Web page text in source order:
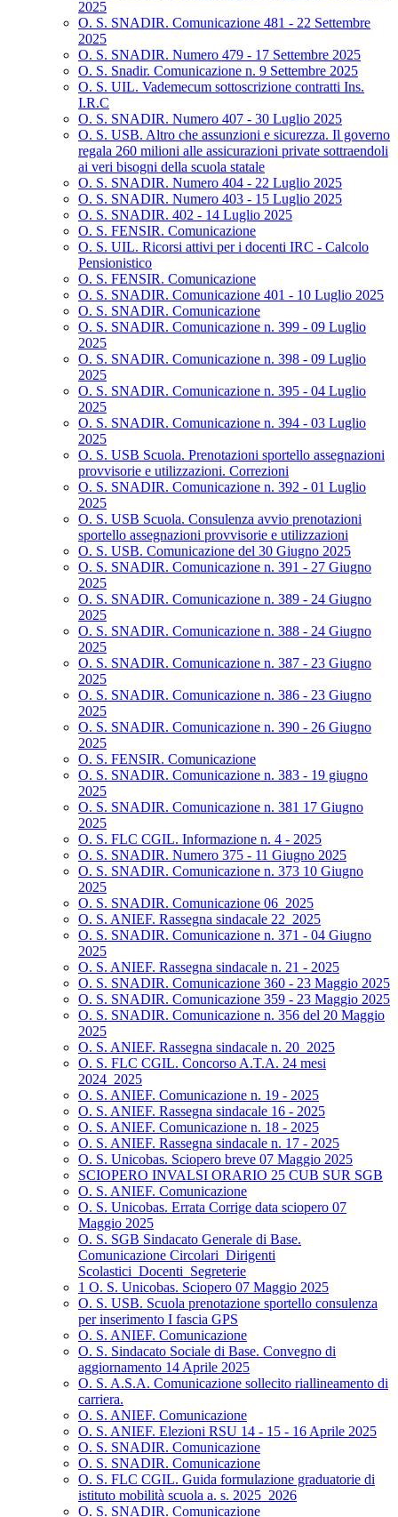
2025
O. S. SNADIR. Comunicazione 481 - 22 Settembre
2025
O. S. SNADIR. Numero 479 - 17 Settembre 2025
O. S. Snadir. Comunicazione n. 9 Settembre 2025
O. S. UIL. Vademecum sottoscrizione contratti Ins.
I.R.C
O. S. SNADIR. Numero 407 - 30 Luglio 2025
O. S. USB. Altro che assunzioni e sicurezza. Il governo
regala 260 milioni alle assicurazioni private sottraendoli
ai veri bisogni della scuola statale
O. S. SNADIR. Numero 404 - 22 Luglio 2025
O. S. SNADIR. Numero 403 - 15 Luglio 2025
O. S. SNADIR. 402 - 14 Luglio 2025
O. S. FENSIR. Comunicazione
O. S. UIL. Ricorsi attivi per i docenti IRC - Calcolo
Pensionistico
O. S. FENSIR. Comunicazione
O. S. SNADIR. Comunicazione 401 - 10 Luglio 2025
O. S. SNADIR. Comunicazione
O. S. SNADIR. Comunicazione n. 399 - 09 Luglio
2025
O. S. SNADIR. Comunicazione n. 398 - 09 Luglio
2025
O. S. SNADIR. Comunicazione n. 395 - 04 Luglio
2025
O. S. SNADIR. Comunicazione n. 394 - 03 Luglio
2025
O. S. USB Scuola. Prenotazioni sportello assegnazioni
provvisorie e utilizzazioni. Correzioni
O. S. SNADIR. Comunicazione n. 392 - 01 Luglio
2025
O. S. USB Scuola. Consulenza avvio prenotazioni
sportello assegnazioni provvisorie e utilizzazioni
O. S. USB. Comunicazione del 30 Giugno 2025
O. S. SNADIR. Comunicazione n. 391 - 27 Giugno
2025
O. S. SNADIR. Comunicazione n. 389 - 24 Giugno
2025
O. S. SNADIR. Comunicazione n. 388 - 24 Giugno
2025
O. S. SNADIR. Comunicazione n. 387 - 23 Giugno
2025
O. S. SNADIR. Comunicazione n. 386 - 23 Giugno
2025
O. S. SNADIR. Comunicazione n. 390 - 26 Giugno
2025
O. S. FENSIR. Comunicazione
O. S. SNADIR. Comunicazione n. 383 - 19 giugno
2025
O. S. SNADIR. Comunicazione n. 381 17 Giugno
2025
O. S. FLC CGIL. Informazione n. 4 - 2025
O. S. SNADIR. Numero 375 - 11 Giugno 2025
O. S. SNADIR. Comunicazione n. 373 10 Giugno
2025
O. S. SNADIR. Comunicazione 06_2025
O. S. ANIEF. Rassegna sindacale 22_2025
O. S. SNADIR. Comunicazione n. 371 - 04 Giugno
2025
O. S. ANIEF. Rassegna sindacale n. 21 - 2025
O. S. SNADIR. Comunicazione 360 - 23 Maggio 2025
O. S. SNADIR. Comunicazione 359 - 23 Maggio 2025
O. S. SNADIR. Comunicazione n. 356 del 20 Maggio
2025
O. S. ANIEF. Rassegna sindacale n. 20_2025
O. S. FLC CGIL. Concorso A.T.A. 24 mesi
2024_2025
O. S. ANIEF. Comunicazione n. 19 - 2025
O. S. ANIEF. Rassegna sindacale 16 - 2025
O. S. ANIEF. Comunicazione n. 18 - 2025
O. S. ANIEF. Rassegna sindacale n. 17 - 2025
O. S. Unicobas. Sciopero breve 07 Maggio 2025
SCIOPERO INVALSI ORARIO 25 CUB SUR SGB
O. S. ANIEF. Comunicazione
O. S. Unicobas. Errata Corrige data sciopero 07
Maggio 2025
O. S. SGB Sindacato Generale di Base.
Comunicazione Circolari_Dirigenti
Scolastici_Docenti_Segreterie
1 O. S. Unicobas. Sciopero 07 Maggio 2025
O. S. USB. Scuola prenotazione sportello consulenza
per inserimento I fascia GPS
O. S. ANIEF. Comunicazione
O. S. Sindacato Sociale di Base. Convegno di
aggiornamento 14 Aprile 2025
O. S. A.S.A. Comunicazione sollecito riallineamento di
carriera.
O. S. ANIEF. Comunicazione
O. S. ANIEF. Elezioni RSU 14 - 15 - 16 Aprile 2025
O. S. SNADIR. Comunicazione
O. S. SNADIR. Comunicazione
O. S. FLC CGIL. Guida formulazione graduatorie di
istituto mobilità scuola a. s. 2025_2026
O. S. SNADIR. Comunicazione